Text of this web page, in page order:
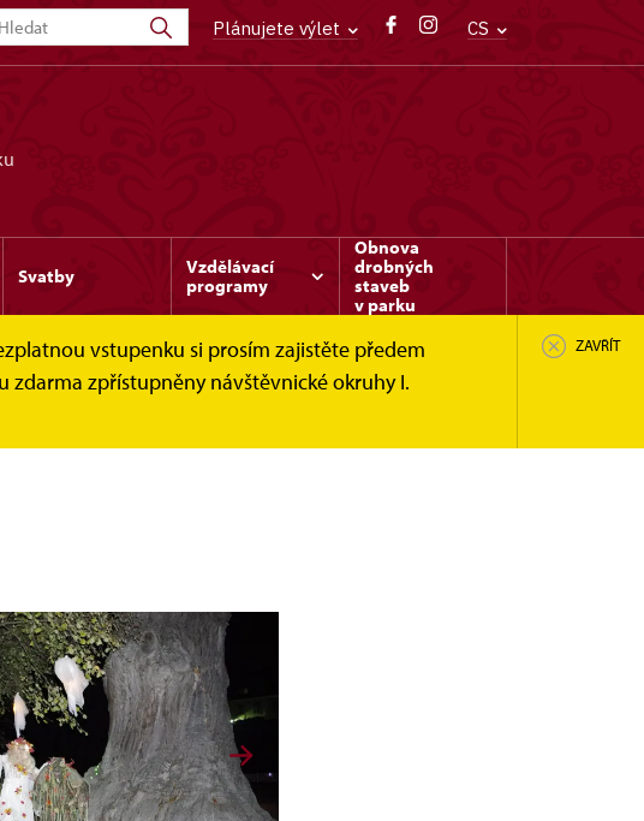
Plánujete výlet CS
Svatby
Vzdělávací
programy
Obnova
drobných
staveb
v parku
vstupenku si prosím zajistěte předem
zpřístupněny návštěvnické okruhy I.
ZAVŘÍT